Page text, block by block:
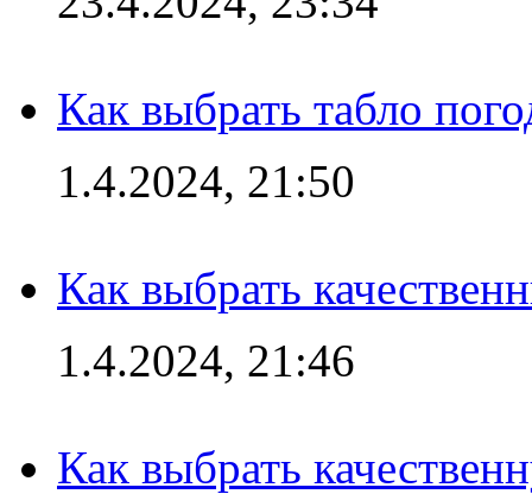
Как выбрать табло
1.4.2024, 21:50
Как выбрать
1.4.2024, 21:46
Как выбрать